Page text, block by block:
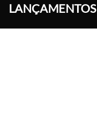
LANÇAMENTOS